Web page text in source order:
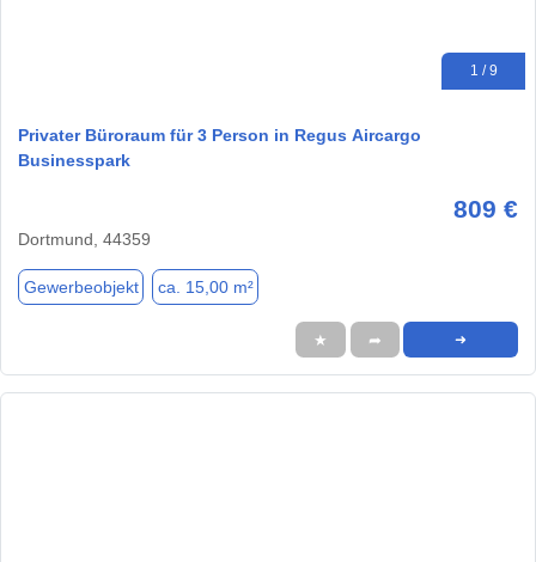
1 / 9
Privater Büroraum für 3 Person in Regus Aircargo
Businesspark
809 €
Dortmund, 44359
Gewerbeobjekt ca. 15,00 m²
★ ➦ ➜